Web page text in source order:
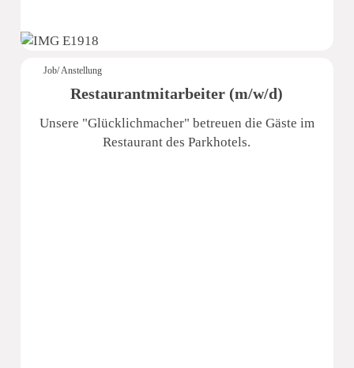
Job/ Anstellung
Restaurantmitarbeiter (m/w/d)
Unsere "Glücklichmacher" betreuen die Gäste im
Restaurant des Parkhotels.